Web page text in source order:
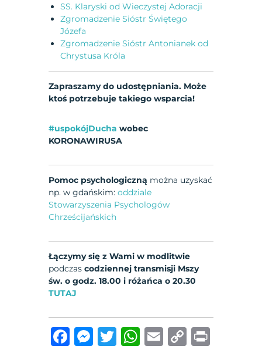
SS. Klaryski od Wieczystej Adoracji
Zgromadzenie Sióstr Świętego
Józefa
Zgromadzenie Sióstr Antonianek od
Chrystusa Króla
Zapraszamy do udostępniania. Może
ktoś potrzebuje takiego wsparcia!
#uspokójDucha wobec
KORONAWIRUSA
Pomoc psychologiczną można uzyskać
np. w gdańskim:oddziale
Stowarzyszenia Psychologów
Chrześcijańskich
Łączymy się z Wami w modlitwie
podczascodziennej transmisji Mszy
św. o godz. 18.00 i różańca o 20.30
TUTAJ
F
M T
W E
C